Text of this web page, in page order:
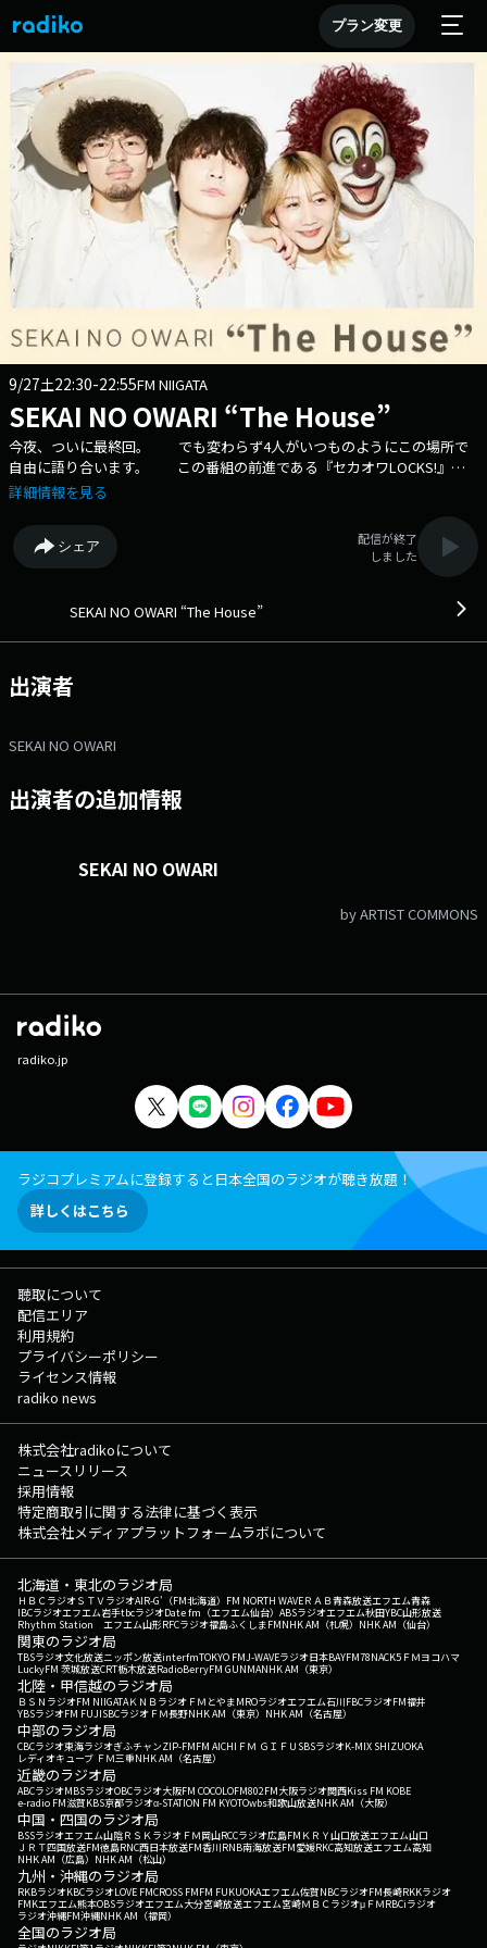
プラン変更
9/27土22:30-22:55FM NIIGATA
SEKAI NO OWARI “The House”
今夜、ついに最終回。 でも変わらず4人がいつものようにこの場所で
自由に語り合います。 この番組の前進である『セカオワLOCKS!』時
代から聞いてくれていた方も、最近聴き始めたのに...というあなたも、最
Webサイト：https://www.tfm.co.jp/house/ メッセージフォーム：
https://www.tfm.co.jp/f/house/message
詳細情報を見る
シェア
配信が終了
しました
SEKAI NO OWARI “The House”
出演者
SEKAI NO OWARI
出演者の追加情報
SEKAI NO OWARI
by ARTIST COMMONS
radiko.jp
ラジコプレミアムに登録すると日本全国のラジオが聴き放題！
詳しくはこちら
聴取について
配信エリア
利用規約
プライバシーポリシー
ライセンス情報
radiko news
株式会社radikoについて
ニュースリリース
採用情報
特定商取引に関する法律に基づく表示
株式会社メディアプラットフォームラボについて
北海道・東北のラジオ局
ＨＢＣラジオＳＴＶラジオAIR-G'（FM北海道） FM NORTH WAVEＲＡＢ青森放送エフエム青森
IBCラジオエフエム岩手tbcラジオDate fm（エフエム仙台） ABSラジオエフエム秋田YBC山形放送
Rhythm Station エフエム山形RFCラジオ福島ふくしまFMNHK AM（札幌） NHK AM（仙台）
関東のラジオ局
TBSラジオ文化放送ニッポン放送interfmTOKYO FMJ-WAVEラジオ日本BAYFM78NACK5 ＦＭヨコハマ
LuckyFM 茨城放送CRT栃木放送RadioBerryFM GUNMANHK AM（東京）
北陸・甲信越のラジオ局
ＢＳＮラジオFM NIIGATAＫＮＢラジオ ＦＭとやまMROラジオエフエム石川FBCラジオFM福井
YBSラジオFM FUJISBCラジオ ＦＭ長野NHK AM（東京） NHK AM（名古屋）
中部のラジオ局
CBCラジオ東海ラジオぎふチャンZIP-FMFM AICHI ＦＭ ＧＩＦＵ SBSラジオK-MIX SHIZUOKA
レディオキューブ ＦＭ三重NHK AM（名古屋）
近畿のラジオ局
ABCラジオMBSラジオOBCラジオ大阪FM COCOLOFM802FM大阪ラジオ関西Kiss FM KOBE
e-radio FM滋賀KBS京都ラジオα-STATION FM KYOTOwbs和歌山放送NHK AM（大阪）
中国・四国のラジオ局
BSSラジオエフエム山陰ＲＳＫラジオ ＦＭ岡山RCCラジオ広島FM ＫＲＹ山口放送エフエム山口
ＪＲＴ四国放送FM徳島RNC西日本放送FM香川RNB南海放送FM愛媛RKC高知放送エフエム高知
NHK AM（広島） NHK AM（松山）
九州・沖縄のラジオ局
RKBラジオKBCラジオLOVE FMCROSS FMFM FUKUOKAエフエム佐賀NBCラジオFM長崎RKKラジオ
FMKエフエム熊本OBSラジオエフエム大分宮崎放送エフエム宮崎ＭＢＣラジオμＦＭRBCiラジオ
ラジオ沖縄FM沖縄NHK AM（福岡）
全国のラジオ局